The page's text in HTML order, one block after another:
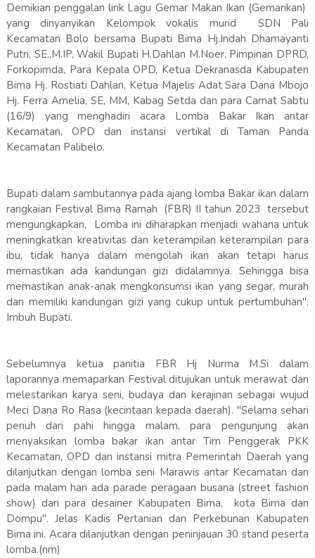
Demikian penggalan lirik Lagu Gemar Makan Ikan (Gemarikan)
yang dinyanyikan Kelompok vokalis murid SDN Pali
Kecamatan Bolo bersama Bupati Bima Hj.Indah Dhamayanti
Putri, SE.,M.IP, Wakil Bupati H.Dahlan M.Noer, Pimpinan DPRD,
Forkopimda, Para Kepala OPD, Ketua Dekranasda Kabupaten
Bima Hj. Rostiati Dahlan, Ketua Majelis Adat Sara Dana Mbojo
Hj. Ferra Amelia, SE, MM, Kabag Setda dan para Camat Sabtu
(16/9) yang menghadiri acara Lomba Bakar Ikan antar
Kecamatan, OPD dan instansi vertikal di Taman Panda
Kecamatan Palibelo.
Bupati dalam sambutannya pada ajang lomba Bakar ikan dalam
rangkaian Festival Bima Ramah (FBR) II tahun 2023 tersebut
mengungkapkan, Lomba ini diharapkan menjadi wahana untuk
meningkatkan kreativitas dan keterampilan keterampilan para
ibu, tidak hanya dalam mengolah ikan akan tetapi harus
memastikan ada kandungan gizi didalamnya. Sehingga bisa
memastikan anak-anak mengkonsumsi ikan yang segar, murah
dan memiliki kandungan gizi yang cukup untuk pertumbuhan".
Imbuh Bupati.
Sebelumnya ketua panitia FBR Hj Nurma M.Si dalam
laporannya memaparkan Festival ditujukan untuk merawat dan
melestarikan karya seni, budaya dan kerajinan sebagai wujud
Meci Dana Ro Rasa (kecintaan kepada daerah). "Selama sehari
penuh dari pahi hingga malam, para pengunjung akan
menyaksikan lomba bakar ikan antar Tim Penggerak PKK
Kecamatan, OPD dan instansi mitra Pemerintah Daerah yang
dilanjutkan dengan lomba seni Marawis antar Kecamatan dan
pada malam hari ada parade peragaan busana (street fashion
show) dari para desainer Kabupaten Bima, kota Bima dan
Dompu". Jelas Kadis Pertanian dan Perkebunan Kabupaten
Bima ini. Acara dilanjutkan dengan peninjauan 30 stand peserta
lomba.(nm)